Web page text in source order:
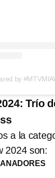
by
Trío
a la
2024 son: